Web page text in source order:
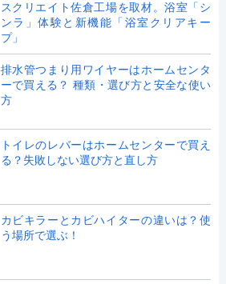
スクリエイト佐倉工場を取材。浴室「シ
ンラ」体験と新機能「浴室クリアキー
プ」
排水管つまり用ワイヤーはホームセンタ
ーで買える？ 種類・選び方と安全な使い
方
トイレのレバーはホームセンターで買え
る？失敗しない選び方と直し方
カビキラーとカビハイターの違いは？使
う場所で選ぶ！